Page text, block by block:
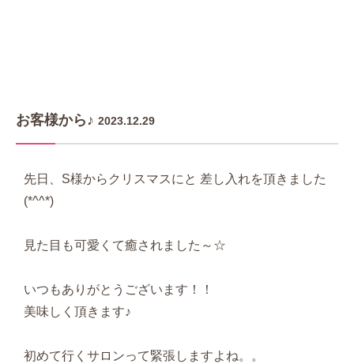
お客様から♪ 2023.12.29
先日、S様からクリスマスにと 差し入れを頂きました
(*^^*)
見た目も可愛くて癒されました～☆
いつもありがとうございます！！
美味しく頂きます♪
初めて行くサロンって緊張しますよね。。